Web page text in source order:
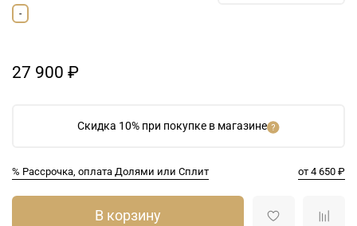
Скидка 10% при покупке в магазине
% Рассрочка, оплата Долями или Сплит от 4 650 ₽
-
27 900 ₽
В корзину